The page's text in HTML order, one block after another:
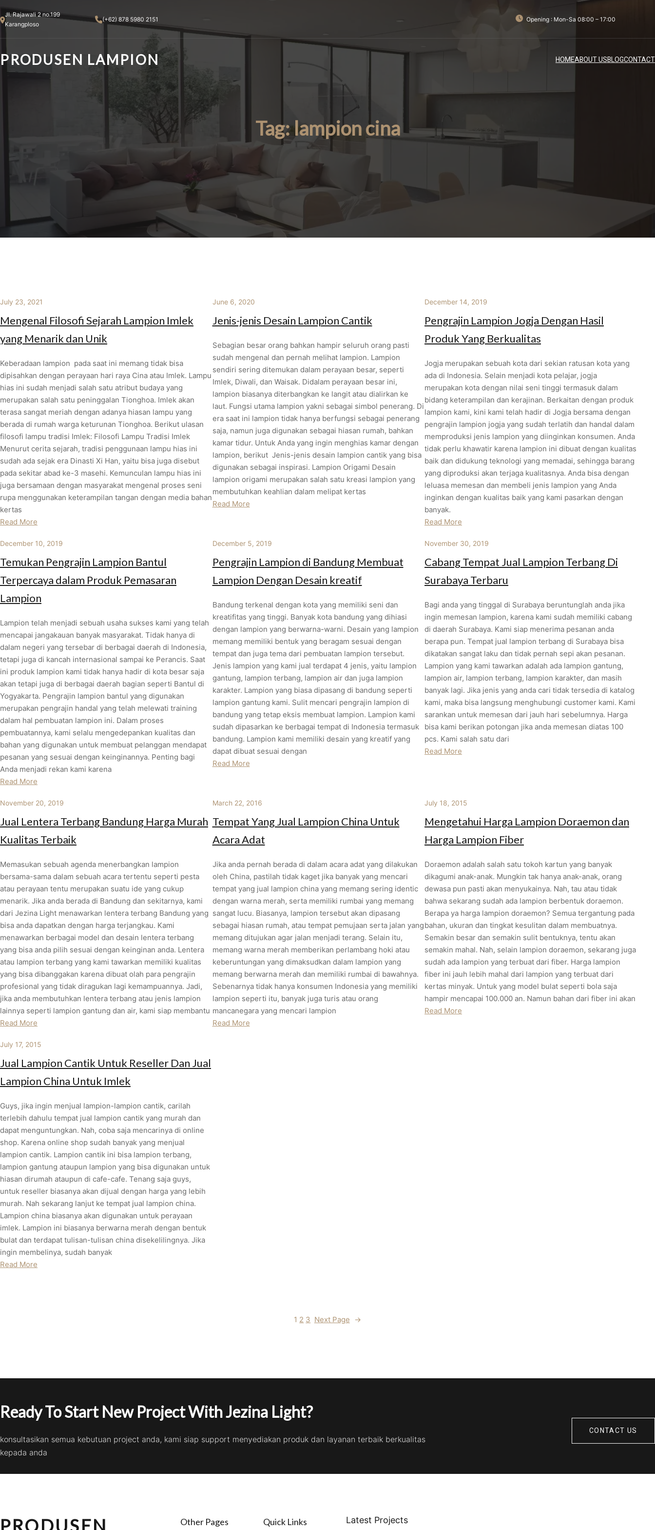
to
content
Jl. Rajawali 2 no.199
Karangploso
(+62) 878 5980 2151 Opening : Mon-Sa 08:00 – 17:00
PRODUSEN LAMPION HOMEABOUT USBLOGCONTACT
Tag:lampion cina
July 23, 2021
Mengenal Filosofi Sejarah Lampion Imlek
yang Menarik dan Unik
Keberadaan lampion pada saat ini memang tidak bisa
dipisahkan dengan perayaan hari raya Cina atau Imlek. Lampu
hias ini sudah menjadi salah satu atribut budaya yang
merupakan salah satu peninggalan Tionghoa. Imlek akan
terasa sangat meriah dengan adanya hiasan lampu yang
berada di rumah warga keturunan Tionghoa. Berikut ulasan
filosofi lampu tradisi Imlek: Filosofi Lampu Tradisi Imlek
Menurut cerita sejarah, tradisi penggunaan lampu hias ini
sudah ada sejak era Dinasti Xi Han, yaitu bisa juga disebut
pada sekitar abad ke-3 masehi. Kemunculan lampu hias ini
juga bersamaan dengan masyarakat mengenal proses seni
rupa menggunakan keterampilan tangan dengan media bahan
kertas
Read More
June 6, 2020
Jenis-jenis Desain Lampion Cantik
Sebagian besar orang bahkan hampir seluruh orang pasti
sudah mengenal dan pernah melihat lampion. Lampion
sendiri sering ditemukan dalam perayaan besar, seperti
Imlek, Diwali, dan Waisak. Didalam perayaan besar ini,
lampion biasanya diterbangkan ke langit atau dialirkan ke
laut. Fungsi utama lampion yakni sebagai simbol penerang. Di
era saat ini lampion tidak hanya berfungsi sebagai penerang
saja, namun juga digunakan sebagai hiasan rumah, bahkan
kamar tidur. Untuk Anda yang ingin menghias kamar dengan
lampion, berikut Jenis-jenis desain lampion cantik yang bisa
digunakan sebagai inspirasi. Lampion Origami Desain
lampion origami merupakan salah satu kreasi lampion yang
membutuhkan keahlian dalam melipat kertas
Read More
December 14, 2019
Pengrajin Lampion Jogja Dengan Hasil
Produk Yang Berkualitas
Jogja merupakan sebuah kota dari sekian ratusan kota yang
ada di Indonesia. Selain menjadi kota pelajar, jogja
merupakan kota dengan nilai seni tinggi termasuk dalam
bidang keterampilan dan kerajinan. Berkaitan dengan produk
lampion kami, kini kami telah hadir di Jogja bersama dengan
pengrajin lampion jogja yang sudah terlatih dan handal dalam
memproduksi jenis lampion yang diinginkan konsumen. Anda
tidak perlu khawatir karena lampion ini dibuat dengan kualitas
baik dan didukung teknologi yang memadai, sehingga barang
yang diproduksi akan terjaga kualitasnya. Anda bisa dengan
leluasa memesan dan membeli jenis lampion yang Anda
inginkan dengan kualitas baik yang kami pasarkan dengan
banyak.
Read More
December 10, 2019
Temukan Pengrajin Lampion Bantul
Terpercaya dalam Produk Pemasaran
Lampion
Lampion telah menjadi sebuah usaha sukses kami yang telah
mencapai jangakauan banyak masyarakat. Tidak hanya di
dalam negeri yang tersebar di berbagai daerah di Indonesia,
tetapi juga di kancah internasional sampai ke Perancis. Saat
ini produk lampion kami tidak hanya hadir di kota besar saja
akan tetapi juga di berbagai daerah bagian seperti Bantul di
Yogyakarta. Pengrajin lampion bantul yang digunakan
merupakan pengrajin handal yang telah melewati training
dalam hal pembuatan lampion ini. Dalam proses
pembuatannya, kami selalu mengedepankan kualitas dan
bahan yang digunakan untuk membuat pelanggan mendapat
pesanan yang sesuai dengan keinginannya. Penting bagi
Anda menjadi rekan kami karena
Read More
December 5, 2019
Pengrajin Lampion di Bandung Membuat
Lampion Dengan Desain kreatif
Bandung terkenal dengan kota yang memiliki seni dan
kreatifitas yang tinggi. Banyak kota bandung yang dihiasi
dengan lampion yang berwarna-warni. Desain yang lampion
memang memiliki bentuk yang beragam sesuai dengan
tempat dan juga tema dari pembuatan lampion tersebut.
Jenis lampion yang kami jual terdapat 4 jenis, yaitu lampion
gantung, lampion terbang, lampion air dan juga lampion
karakter. Lampion yang biasa dipasang di bandung seperti
lampion gantung kami. Sulit mencari pengrajin lampion di
bandung yang tetap eksis membuat lampion. Lampion kami
sudah dipasarkan ke berbagai tempat di Indonesia termasuk
bandung. Lampion kami memiliki desain yang kreatif yang
dapat dibuat sesuai dengan
Read More
November 30, 2019
Cabang Tempat Jual Lampion Terbang Di
Surabaya Terbaru
Bagi anda yang tinggal di Surabaya beruntunglah anda jika
ingin memesan lampion, karena kami sudah memiliki cabang
di daerah Surabaya. Kami siap menerima pesanan anda
berapa pun. Tempat jual lampion terbang di Surabaya bisa
dikatakan sangat laku dan tidak pernah sepi akan pesanan.
Lampion yang kami tawarkan adalah ada lampion gantung,
lampion air, lampion terbang, lampion karakter, dan masih
banyak lagi. Jika jenis yang anda cari tidak tersedia di katalog
kami, maka bisa langsung menghubungi customer kami. Kami
sarankan untuk memesan dari jauh hari sebelumnya. Harga
bisa kami berikan potongan jika anda memesan diatas 100
pcs. Kami salah satu dari
Read More
November 20, 2019
Jual Lentera Terbang Bandung Harga Murah
Kualitas Terbaik
Memasukan sebuah agenda menerbangkan lampion
bersama-sama dalam sebuah acara tertentu seperti pesta
atau perayaan tentu merupakan suatu ide yang cukup
menarik. Jika anda berada di Bandung dan sekitarnya, kami
dari Jezina Light menawarkan lentera terbang Bandung yang
bisa anda dapatkan dengan harga terjangkau. Kami
menawarkan berbagai model dan desain lentera terbang
yang bisa anda pilih sesuai dengan keinginan anda. Lentera
atau lampion terbang yang kami tawarkan memiliki kualitas
yang bisa dibanggakan karena dibuat olah para pengrajin
profesional yang tidak diragukan lagi kemampuannya. Jadi,
jika anda membutuhkan lentera terbang atau jenis lampion
lainnya seperti lampion gantung dan air, kami siap membantu
Read More
March 22, 2016
Tempat Yang Jual Lampion China Untuk
Acara Adat
Jika anda pernah berada di dalam acara adat yang dilakukan
oleh China, pastilah tidak kaget jika banyak yang mencari
tempat yang jual lampion china yang memang sering identic
dengan warna merah, serta memiliki rumbai yang memang
sangat lucu. Biasanya, lampion tersebut akan dipasang
sebagai hiasan rumah, atau tempat pemujaan serta jalan yang
memang ditujukan agar jalan menjadi terang. Selain itu,
memang warna merah memberikan perlambang hoki atau
keberuntungan yang dimaksudkan dalam lampion yang
memang berwarna merah dan memiliki rumbai di bawahnya.
Sebenarnya tidak hanya konsumen Indonesia yang memiliki
lampion seperti itu, banyak juga turis atau orang
mancanegara yang mencari lampion
Read More
July 18, 2015
Mengetahui Harga Lampion Doraemon dan
Harga Lampion Fiber
Doraemon adalah salah satu tokoh kartun yang banyak
dikagumi anak-anak. Mungkin tak hanya anak-anak, orang
dewasa pun pasti akan menyukainya. Nah, tau atau tidak
bahwa sekarang sudah ada lampion berbentuk doraemon.
Berapa ya harga lampion doraemon? Semua tergantung pada
bahan, ukuran dan tingkat kesulitan dalam membuatnya.
Semakin besar dan semakin sulit bentuknya, tentu akan
semakin mahal. Nah, selain lampion doraemon, sekarang juga
sudah ada lampion yang terbuat dari fiber. Harga lampion
fiber ini jauh lebih mahal dari lampion yang terbuat dari
kertas minyak. Untuk yang model bulat seperti bola saja
hampir mencapai 100.000 an. Namun bahan dari fiber ini akan
Read More
July 17, 2015
Jual Lampion Cantik Untuk Reseller Dan Jual
Lampion China Untuk Imlek
Guys, jika ingin menjual lampion-lampion cantik, carilah
terlebih dahulu tempat jual lampion cantik yang murah dan
dapat menguntungkan. Nah, coba saja mencarinya di online
shop. Karena online shop sudah banyak yang menjual
lampion cantik. Lampion cantik ini bisa lampion terbang,
lampion gantung ataupun lampion yang bisa digunakan untuk
hiasan dirumah ataupun di cafe-cafe. Tenang saja guys,
untuk reseller biasanya akan dijual dengan harga yang lebih
murah. Nah sekarang lanjut ke tempat jual lampion china.
Lampion china biasanya akan digunakan untuk perayaan
imlek. Lampion ini biasanya berwarna merah dengan bentuk
bulat dan terdapat tulisan-tulisan china disekelilingnya. Jika
ingin membelinya, sudah banyak
Read More
1 2 3 Next Page →
Ready To Start New Project With Jezina Light?
konsultasikan semua kebutuan project anda, kami siap support menyediakan produk dan layanan terbaik berkualitas
kepada anda
CONTACT US
PRODUSEN Other Pages Quick Links Latest Projects